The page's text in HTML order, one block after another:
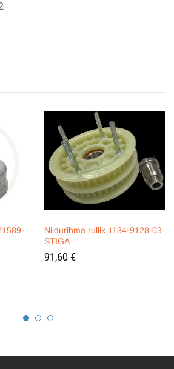
Niidurihma rullik 1134-9128-03
STIGA
91,60 €